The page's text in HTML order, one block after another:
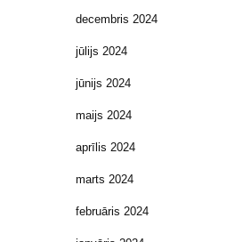
decembris 2024
jūlijs 2024
jūnijs 2024
maijs 2024
aprīlis 2024
marts 2024
februāris 2024